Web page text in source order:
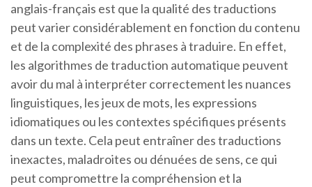
anglais-français est que la qualité des traductions
peut varier considérablement en fonction du contenu
et de la complexité des phrases à traduire. En effet,
les algorithmes de traduction automatique peuvent
avoir du mal à interpréter correctement les nuances
linguistiques, les jeux de mots, les expressions
idiomatiques ou les contextes spécifiques présents
dans un texte. Cela peut entraîner des traductions
inexactes, maladroites ou dénuées de sens, ce qui
peut compromettre la compréhension et la